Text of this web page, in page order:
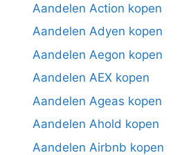
Aandelen Action kopen
Aandelen Adyen kopen
Aandelen Aegon kopen
Aandelen AEX kopen
Aandelen Ageas kopen
Aandelen Ahold kopen
Aandelen Airbnb kopen